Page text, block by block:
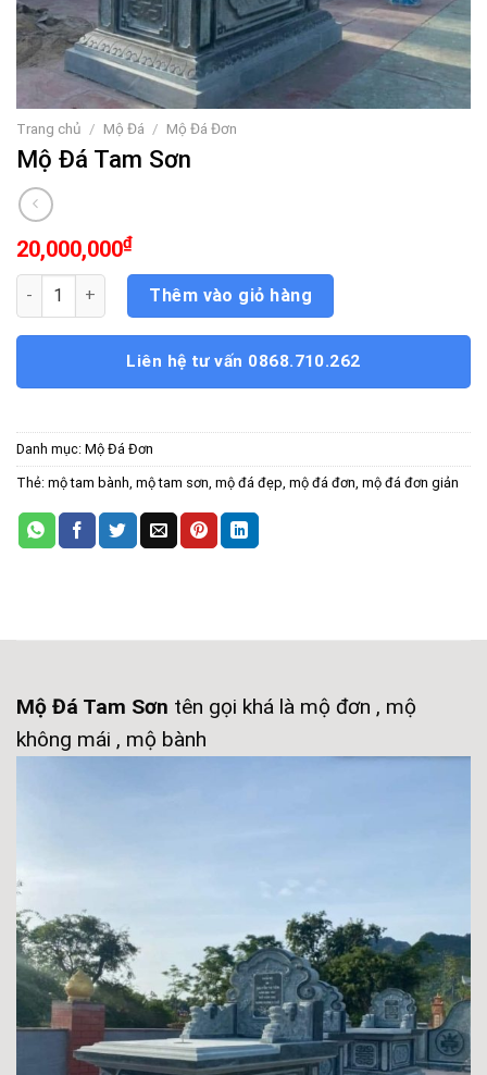
Trang chủ / Mộ Đá / Mộ Đá Đơn
Mộ Đá Tam Sơn
20,000,000₫
Mộ Đá Tam Sơn số lượngThêm vào giỏ hàng
Liên hệ tư vấn 0868.710.262
Danh mục: Mộ Đá Đơn
Thẻ: mộ tam bành mộ tam sơn mộ đá đẹp mộ đá đơn mộ đá đơn giản
Mộ Đá Tam Sơn tên gọi khá là mộ đơn , mộ
không mái , mộ bành